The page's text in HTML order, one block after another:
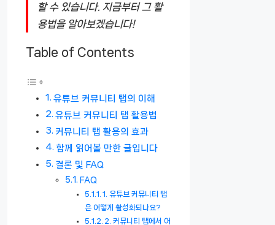
할 수 있습니다. 지금부터 그 활
용법을 알아보겠습니다!
Table of Contents
유튜브 커뮤니티 탭의 이해
유튜브 커뮤니티 탭 활용법
커뮤니티 탭 활용의 효과
함께 읽어볼 만한 글입니다
결론 및 FAQ
FAQ
1. 유튜브 커뮤니티 탭
은 어떻게 활성화되나요?
2. 커뮤니티 탭에서 어